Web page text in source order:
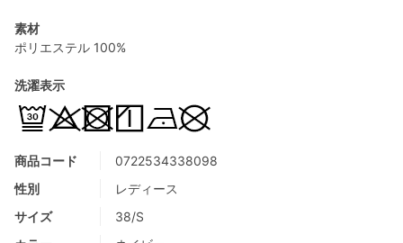
商品コード
0722534338098
性別
レディース
サイズ
38/S
素材
ポリエステル 100%
洗濯表示